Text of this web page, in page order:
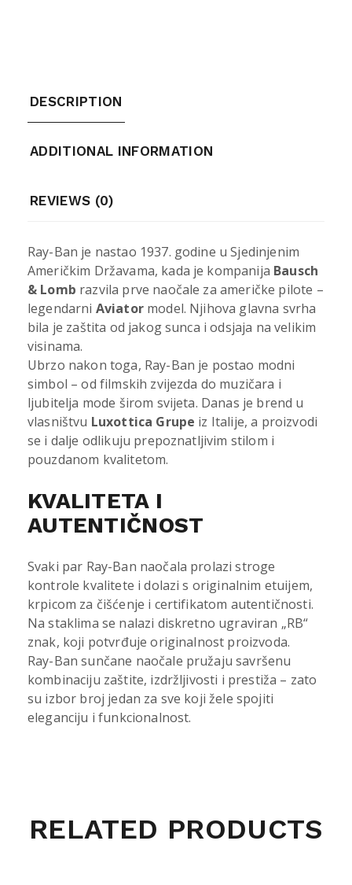
DESCRIPTION
ADDITIONAL INFORMATION
REVIEWS (0)
Ray-Ban je nastao 1937. godine u Sjedinjenim
Američkim Državama, kada je kompanija Bausch
& Lomb razvila prve naočale za američke pilote –
legendarni Aviatormodel. Njihova glavna svrha
bila je zaštita od jakog sunca i odsjaja na velikim
visinama.
Ubrzo nakon toga, Ray-Ban je postao modni
simbol – od filmskih zvijezda do muzičara i
ljubitelja mode širom svijeta. Danas je brend u
vlasništvu Luxottica Grupe iz Italije, a proizvodi
se i dalje odlikuju prepoznatljivim stilom i
pouzdanom kvalitetom.
KVALITETA I
AUTENTIČNOST
Svaki par Ray-Ban naočala prolazi stroge
kontrole kvalitete i dolazi s originalnim etuijem,
krpicom za čišćenje i certifikatom autentičnosti.
Na staklima se nalazi diskretno ugraviran „RB“
znak, koji potvrđuje originalnost proizvoda.
Ray-Ban sunčane naočale pružaju savršenu
kombinaciju zaštite, izdržljivosti i prestiža – zato
su izbor broj jedan za sve koji žele spojiti
eleganciju i funkcionalnost.
RELATED PRODUCTS